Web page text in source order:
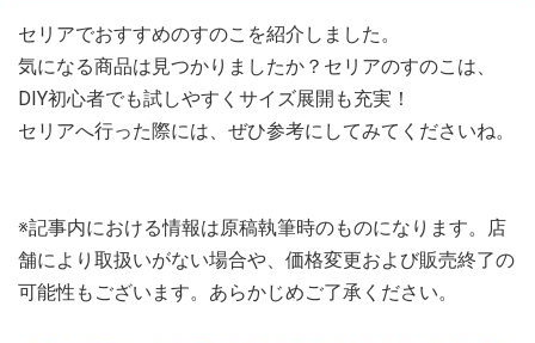
セリアでおすすめのすのこを紹介しました。
気になる商品は見つかりましたか？セリアのすのこは、
DIY初心者でも試しやすくサイズ展開も充実！
セリアへ行った際には、ぜひ参考にしてみてくださいね。
※記事内における情報は原稿執筆時のものになります。店
舗により取扱いがない場合や、価格変更および販売終了の
可能性もございます。あらかじめご了承ください。